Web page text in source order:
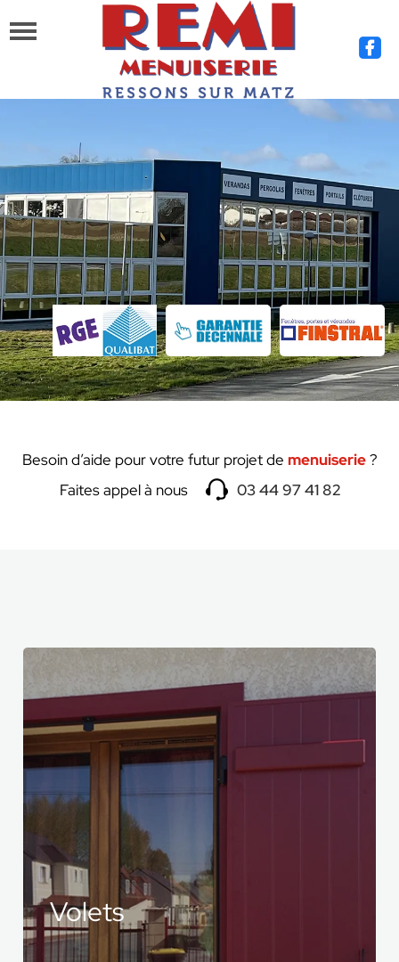
Besoin d’aide pour votre futur projet de menuiserie?
Faites appel à nous
03 44 97 41 82
Clôtures
et portails